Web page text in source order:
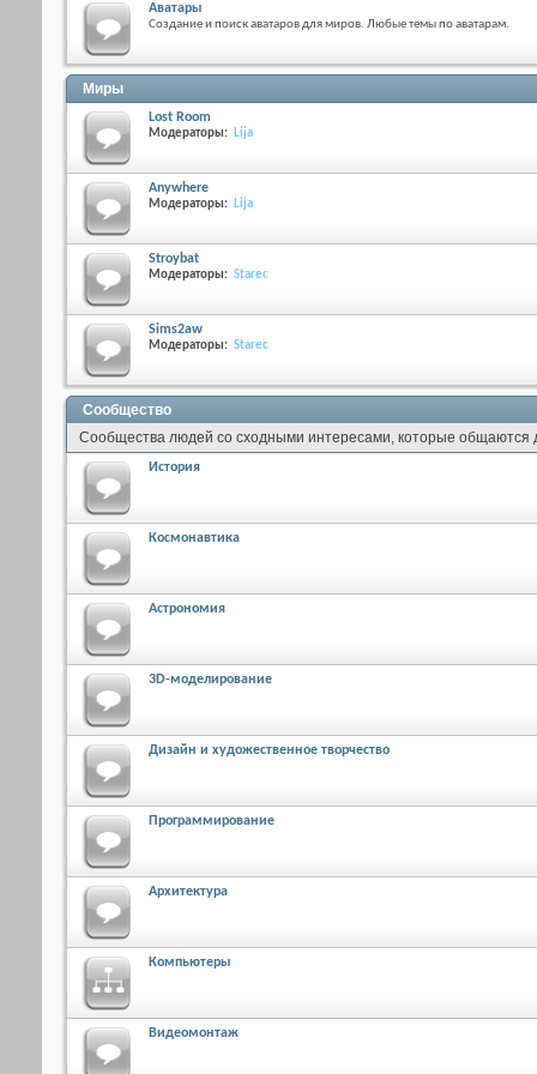
Аватары
Создание и поиск аватаров для миров. Любые темы по аватарам.
Миры
Lost Room
Модераторы: Lija
Anywhere
Модераторы: Lija
Stroybat
Модераторы: Starec
Sims2aw
Модераторы: Starec
Сообщество
Сообщества людей со сходными интересами, которые общаются
История
Космонавтика
Астрономия
3D-моделирование
Дизайн и художественное творчество
Программирование
Архитектура
Компьютеры
Видеомонтаж